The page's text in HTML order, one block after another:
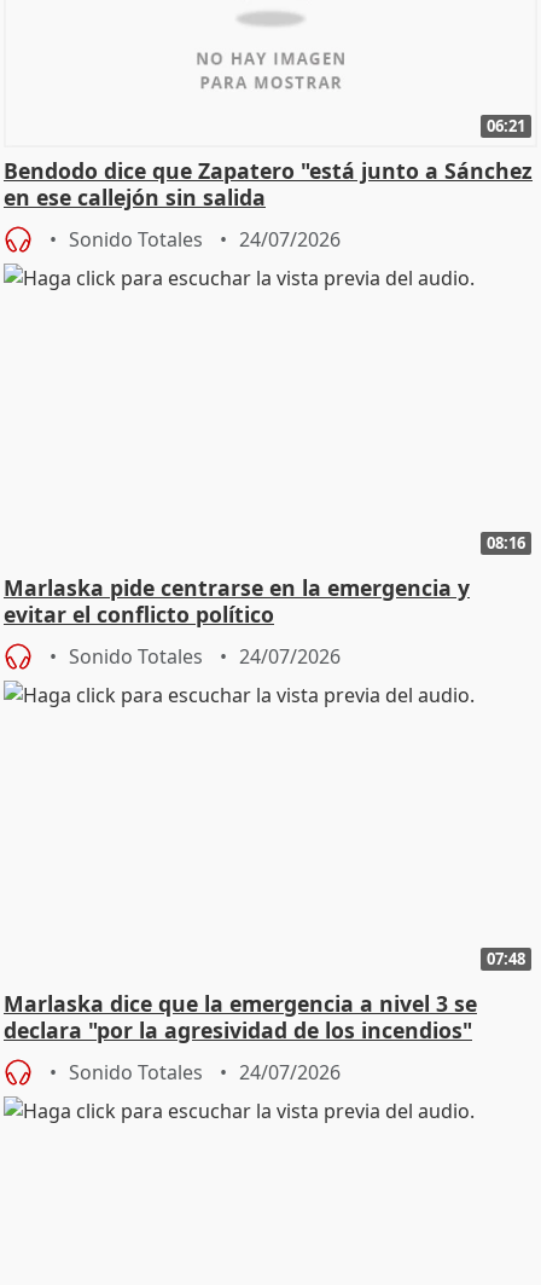
06:21
Bendodo dice que Zapatero "está junto a Sánchez
en ese callejón sin salida
Sonido Totales 24/07/2026
08:16
Marlaska pide centrarse en la emergencia y
evitar el conflicto político
Sonido Totales 24/07/2026
07:48
Marlaska dice que la emergencia a nivel 3 se
declara "por la agresividad de los incendios"
Sonido Totales 24/07/2026